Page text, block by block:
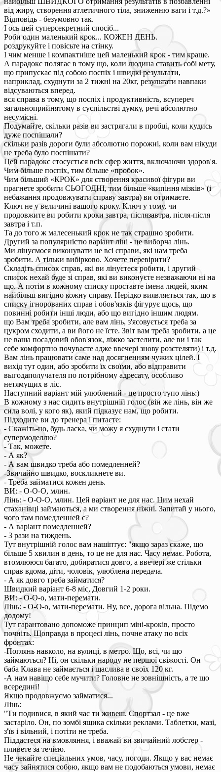
від жиру, створення атлетичного тіла, зниженню ваги і т.д.?»
Відповідь - безумовно так.
І ось цей суперсекретний спосіб...
Роби один маленький крок... КОЖЕН ДЕНЬ.
роздрукуйте і повісьте на стінку.
І чим менше і компактніше цей маленький крок - тим краще.
А парадокс полягає в тому що, коли людина ставить собі мету,
що припускає під собою поспіх і швидкі результати,
наприклад, схуднути за 2 тижні на 20кг, результати навпаки
відсуваються вперед.
вся справа в тому, що поспіх і продуктивність, всупереч
загальноприйнятому в суспільстві думку, речі абсолютно
несумісні.
Подумайте, скільки разів ви застрягали в пробці, коли кудись
дуже поспішали?
скільки разів дороги були абсолютно порожні, коли вам нікуди
не треба було поспішати?
Цей парадокс стосується всіх сфер життя, включаючи здоров'я.
Чим більше поспіх, тим більше «пробок».
Чим більший «КРОК» для створення красивої фігури ви
прагнете зробити СЬОГОДНІ, тим більше «кипіння мізків» (і
небажання продовжувати справу завтра) ви отримаєте.
Ключ не у величині вашого кроку. Ключ у тому, чи
продовжите ви робити кроки завтра, післязавтра, після-після
завтра і т.п.
Та до того ж малесенький крок не так страшно зробити.
Другий за популярністю варіант ліні - це виборча лінь.
Ми лінуємося виконувати не всі справи, які нам треба
зробити. А тільки вибірково. Хочете перевірити?
Складіть список справ, які ви лінуєтеся робити, і другий
список нехай буде зі справ, які ви виконуєте незважаючи ні на
що. А потім в кожному списку проставте імена людей, яким
найбільш вигідно кожну справу. Нерідко виявляється так, що в
списку ігнорованих справ і обов'язків фігурує щось, що
повинні робити інші люди, або що вигідно іншим людям.
що Вам треба зробити, але вам лінь, з'ясовується треба за
цукром сходити, а ви його не їсте. Звіт вам треба зробити, а це
не ваша посадовий обов'язок, ліжко застелити, але ви і так
себе комфортно почуваєте адже ввечері знову розстеляти) і т.д.
Вам лінь працювати саме над досягненням чужих цілей. І
вихід тут один, або зробити їх своїми, або відправити
выгодаполучателя по потрібному адресату, особливо
нетямущих в ліс.
Наступний варіант мій улюблений - це просто тупо лінь:)
В кожному з нас сидить внутрішній голос (він же лінь, він же
сила волі, у кого як), який підказує нам, що робити.
Підходите ви до тренера і питаєте:
- Скажіть-но, будь ласка, чи можу я схуднути і стати
супермоделлю?
- Так, можете.
- А як?
- А вам швидко треба або помедленней?
-Звичайно швидко, воскликнете ви.
- Треба займатися кожен день.
ВИ: - О-О-О, млин.
Лінь: - О-О-О, млин. Цей варіант не для нас. Цим нехай
стаханівці займаються, а ми створення ніжні. Запитай у нього,
чого там помедленней є?
- А варіант помедленней?
- 3 рази на тиждень.
Тут внутрішній голос вам нашіптує: "якщо зараз скаже, що
більше 5 хвилин в день, то це не для нас. Часу немає. Робота,
втомлююся багато, добиратися довго, а ввечері же стільки
справ вдома, діти, чоловік, улюблена передача.
- А як довго треба займатися?
Швидкий варіант 6-8 міс, Довгий 1-2 роки.
ВИ: - О-О-о, мати-перемати.
Лінь: - О-О-о, мати-перемати. Ну, все, дорога вільна. Підемо
додому!
Тут гарантовано допоможе принцип міні-кроків, просто
почніть. Щоправда в процесі лінь, почне атаку по всіх
фронтах:
-Поглянь навколо, на вулиці, в метро. Що, всі, чи що
займаються? Ні, он скільки народу не першої свіжості. Он
баба Клава не займається і щаслива в своїх 120 кг.
-А нам навіщо себе мучити? Головне не зовнішність, а те що
всередині!
Якщо продовжуємо займатися...
Лінь:
"Ти подивися, в який час ти живеш. Спортзал - це вже
застаріло. Он, по зомбі ящика скільки реклами. Таблетки, мазі,
з'їв і вільний, і потіти не треба.
Піддастеся на вмовляння, і вважай ви звичайний лобстер -
пливете за течією.
Не чекайте спеціальних умов, часу, погоди. Якщо у вас немає
часу зайнятися собою, якщо вам не подобаються умови, немає